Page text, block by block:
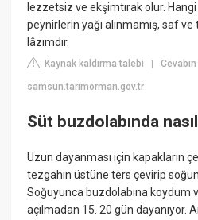
lezzetsiz ve ekşimtırak olur.
peynirlerin yağı alınmamış, saf ve
lâzımdır.
Kaynak kaldırma talebi |
samsun.tarimorman.gov.tr
Süt buzdolabında
Uzun dayanması için kapakların
tezgahın üstüne ters çevirip
Soğuyunca buzdolabına koydum
açılmadan 15. 20 gün dayanıyor.